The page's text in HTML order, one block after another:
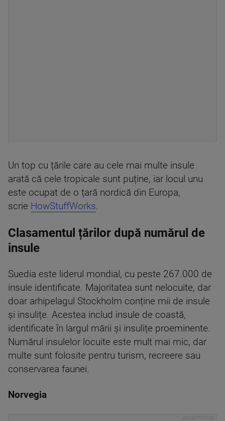
Un top cu țările care au cele mai multe insule
arată că cele tropicale sunt puține, iar locul unu
este ocupat de o țară nordică din Europa,
scrie HowStuffWorks.
Clasamentul țărilor după numărul de
insule
Suedia este liderul mondial, cu peste 267.000 de
insule identificate. Majoritatea sunt nelocuite, dar
doar arhipelagul Stockholm conține mii de insule
și insulițe. Acestea includ insule de coastă,
identificate în largul mării și insulițe proeminente.
Numărul insulelor locuite este mult mai mic, dar
multe sunt folosite pentru turism, recreere sau
conservarea faunei.
Norvegia